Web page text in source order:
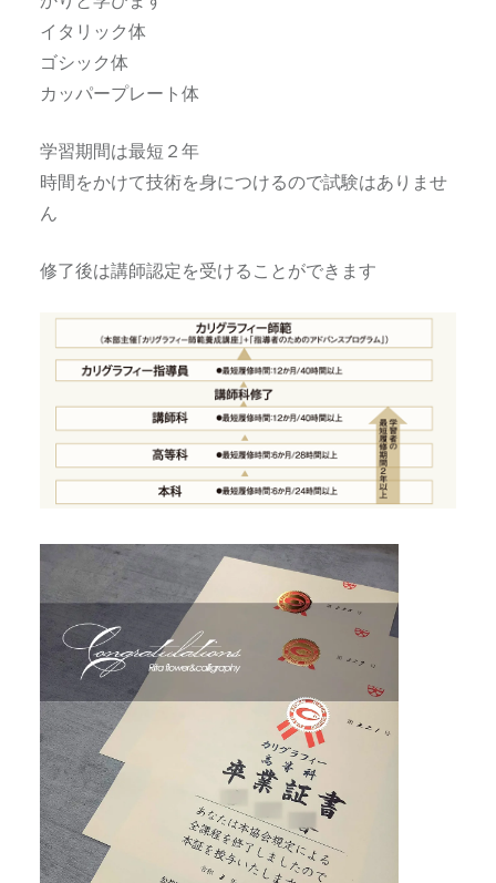
イタリック体
ゴシック体
カッパープレート体
学習期間は最短２年
時間をかけて技術を身につけるので試験はありませ
ん
修了後は講師認定を受けることができます